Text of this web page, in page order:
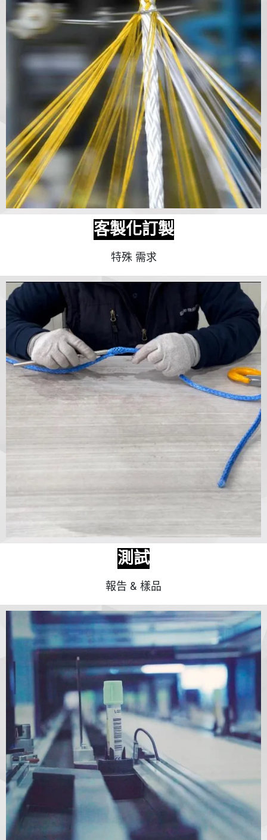
客製化訂製
特殊 需求
測試
報告 & 樣品